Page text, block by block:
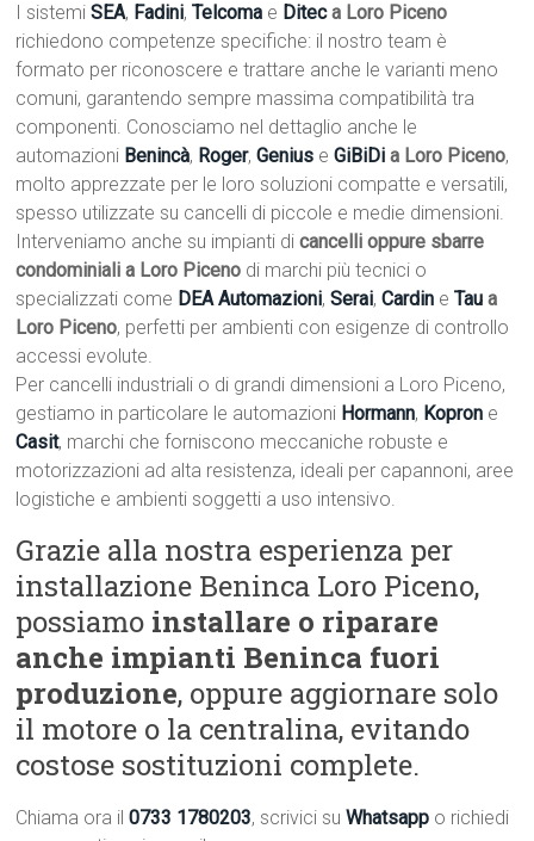
I sistemiSEA, Fadini,Telcoma e Diteca Loro Piceno
richiedono competenze specifiche: il nostro team è
formato per riconoscere e trattare anche le varianti meno
comuni, garantendo sempre massima compatibilità tra
componenti. Conosciamo nel dettaglio anche le
automazioni Benincà, Roger,Genius eGiBiDi a Loro Piceno,
molto apprezzate per le loro soluzioni compatte e versatili,
spesso utilizzate su cancelli di piccole e medie dimensioni.
Interveniamo anche su impianti dicancelli oppure sbarre
condominiali a Loro Piceno di marchi più tecnici o
specializzati come DEA Automazioni,Serai,Cardin eTau a
Loro Piceno, perfetti per ambienti con esigenze di controllo
accessi evolute.
Per cancelli industriali o di grandi dimensioni a Loro Piceno,
gestiamo in particolare le automazioni Hormann, Kopron e
Casit, marchi che forniscono meccaniche robuste e
motorizzazioni ad alta resistenza, ideali per capannoni, aree
logistiche e ambienti soggetti a uso intensivo.
Grazie alla nostra esperienza per
installazione Beninca Loro Piceno,
possiamo installare o riparare
anche impianti Beninca fuori
produzione, oppure aggiornare solo
il motore o la centralina, evitando
costose sostituzioni complete.
Chiama ora il0733 1780203, scrivici suWhatsapp o richiedi